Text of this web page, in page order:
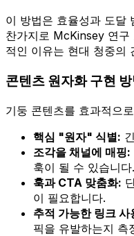
이 방법은 효율성과 도달
찬가지로 McKinsey 연구
적인 이유는 현대 청중의
콘텐츠 원자화 구현 방
기둥 콘텐츠를 효과적으
핵심 "원자" 식별:
조각을 채널에 매핑:
훅이 될 수 있습니다.
훅과 CTA 맞춤화:
이 필요합니다.
추적 가능한 링크 사
픽을 유발하는지 측